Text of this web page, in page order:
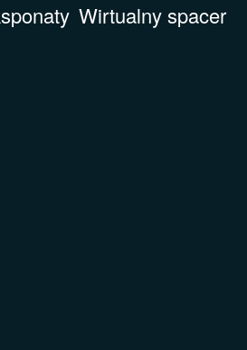
Wirtualny spacer